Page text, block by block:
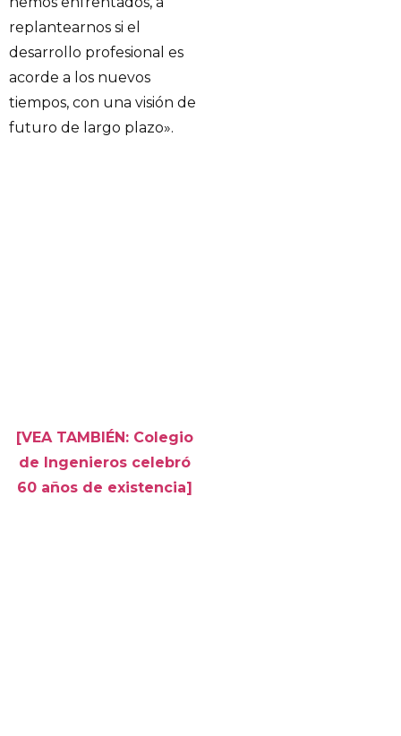
replantearnos si el
desarrollo profesional es
acorde a los nuevos
tiempos, con una visión de
futuro de largo plazo».
[VEA TAMBIÉN: Colegio
de Ingenieros celebró
60 años de existencia]